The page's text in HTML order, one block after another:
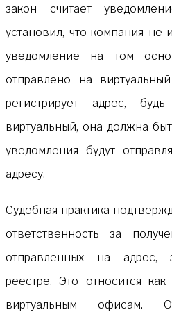
закон считает
установил, что компания не
уведомление на том
отправлено на
регистрирует адрес,
виртуальный, она должна
уведомления будут
адресу.
Судебная практика
ответственность за
отправленных на адрес,
реестре. Это относится
виртуальным офисам.